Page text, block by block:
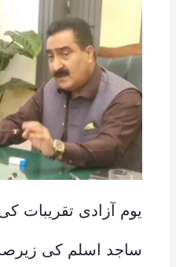
یوم آزادی تقریبات
ساجد اسلم کی